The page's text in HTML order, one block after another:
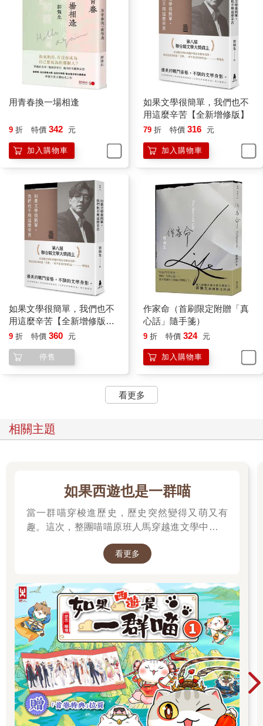
用青春換一場相逢
9 折 特價 342 元
加入購物車
如果文學很簡單，我們也不
用這麼辛苦【全新增修版】
79 折 特價 316 元
加入購物車
如果文學很簡單，我們也不
用這麼辛苦【全新增修版】
(限量作者親簽版)
9 折 特價 360 元
停售
作家命（首刷限定附贈「真
心話」隨手箋）
9 折 特價 324 元
加入購物車
看更多
相關主題
如果西遊也是一群喵
當一群喵穿梭進歷史，歷史突然變得又萌又有
趣。這次，整團喵喵原班人馬穿越進文學中，開
看更多